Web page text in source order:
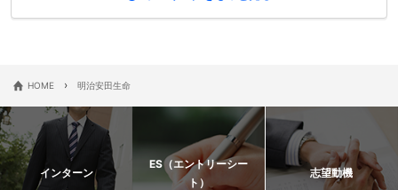
HOME › 明治安田生命
インターン
ES（エントリーシー
ト）
志望動機